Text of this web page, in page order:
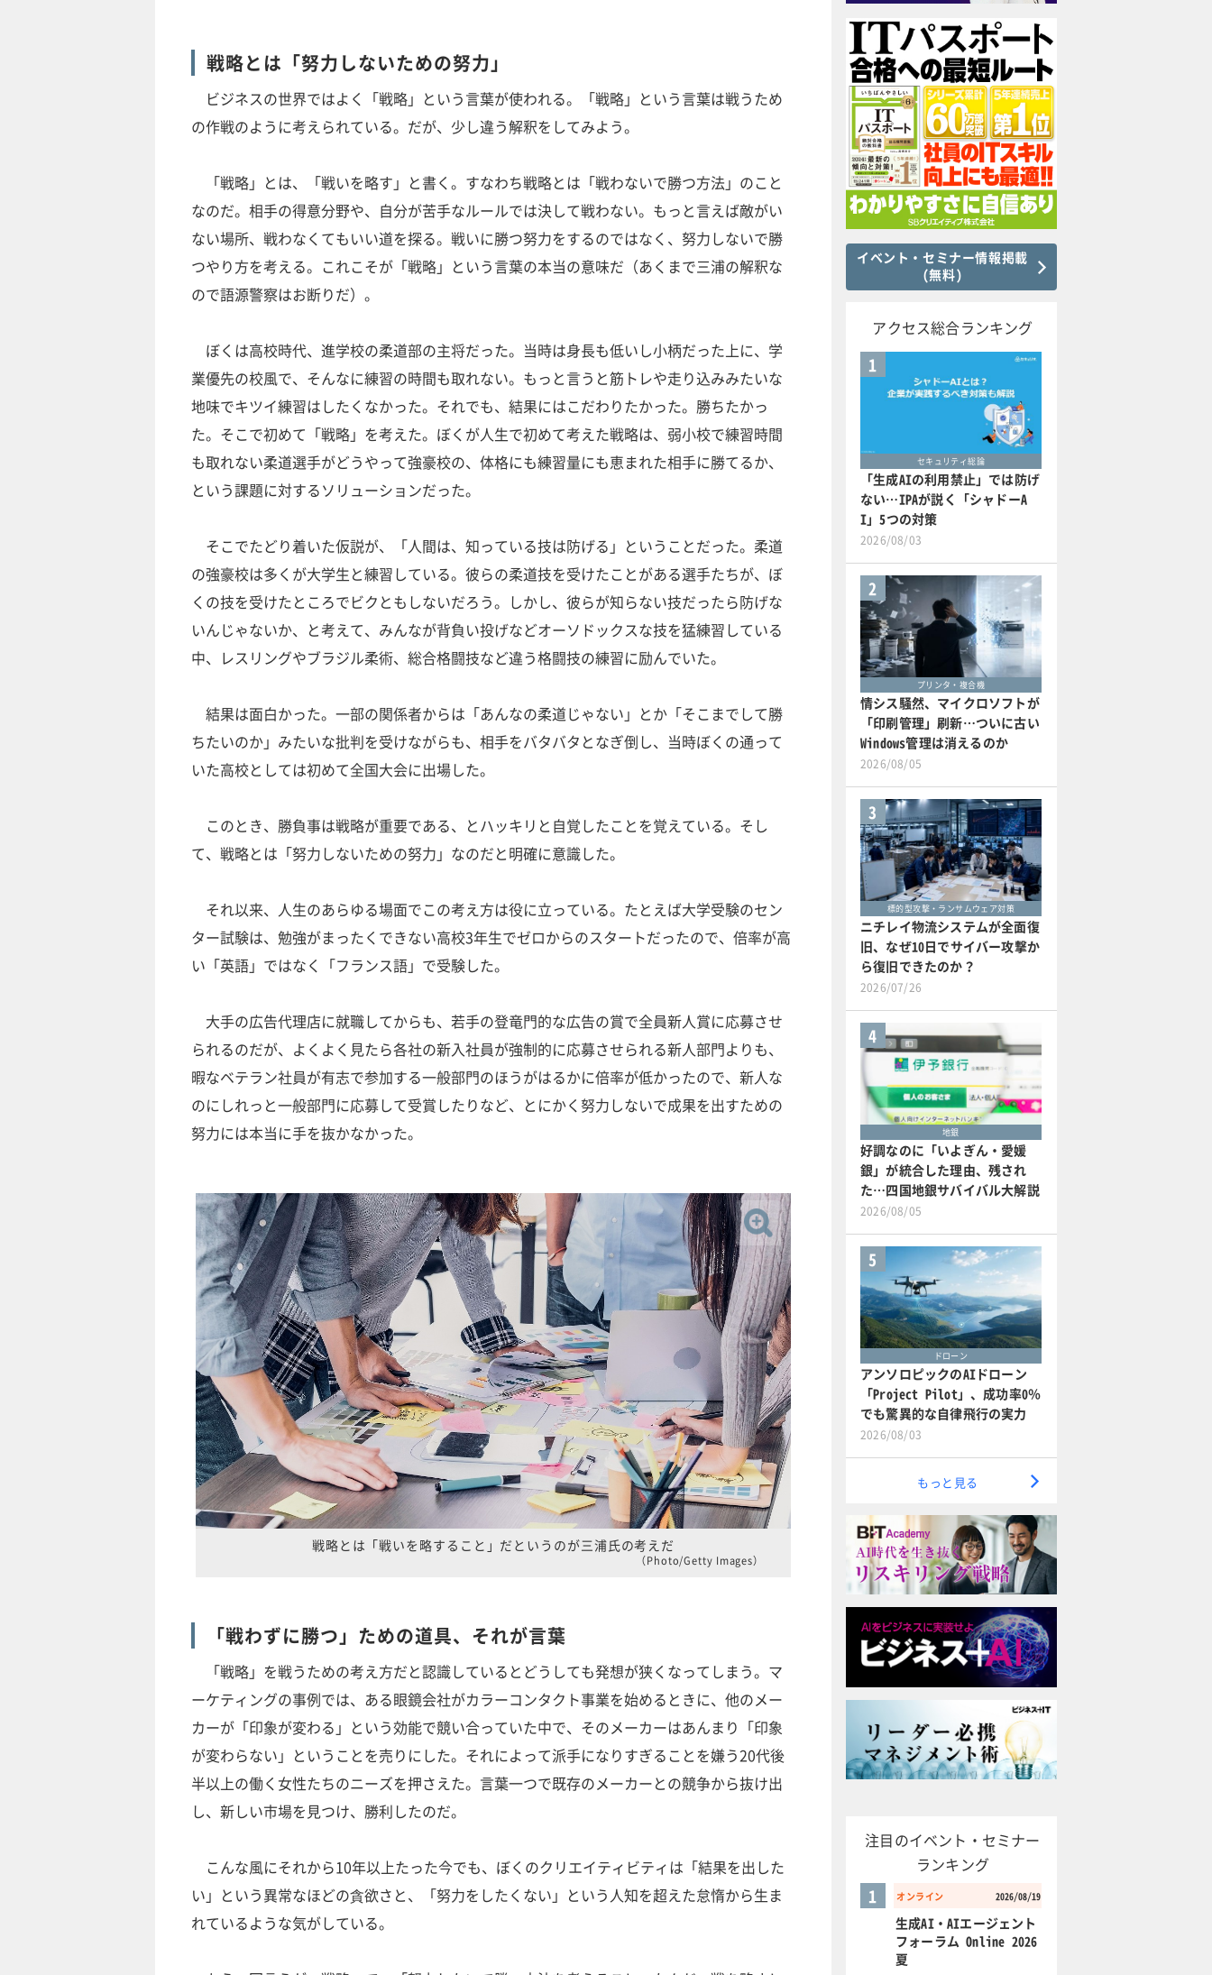
戦略とは「努力しないための努力」
ビジネスの世界ではよく「戦略」という言葉が使われる。「戦略」という言葉は戦うため
の作戦のように考えられている。だが、少し違う解釈をしてみよう。
「戦略」とは、「戦いを略す」と書く。すなわち戦略とは「戦わないで勝つ方法」のこと
なのだ。相手の得意分野や、自分が苦手なルールでは決して戦わない。もっと言えば敵がい
ない場所、戦わなくてもいい道を探る。戦いに勝つ努力をするのではなく、努力しないで勝
つやり方を考える。これこそが「戦略」という言葉の本当の意味だ（あくまで三浦の解釈な
ので語源警察はお断りだ）。
ぼくは高校時代、進学校の柔道部の主将だった。当時は身長も低いし小柄だった上に、学
業優先の校風で、そんなに練習の時間も取れない。もっと言うと筋トレや走り込みみたいな
地味でキツイ練習はしたくなかった。それでも、結果にはこだわりたかった。勝ちたかっ
た。そこで初めて「戦略」を考えた。ぼくが人生で初めて考えた戦略は、弱小校で練習時間
も取れない柔道選手がどうやって強豪校の、体格にも練習量にも恵まれた相手に勝てるか、
という課題に対するソリューションだった。
そこでたどり着いた仮説が、「人間は、知っている技は防げる」ということだった。柔道
の強豪校は多くが大学生と練習している。彼らの柔道技を受けたことがある選手たちが、ぼ
くの技を受けたところでビクともしないだろう。しかし、彼らが知らない技だったら防げな
いんじゃないか、と考えて、みんなが背負い投げなどオーソドックスな技を猛練習している
中、レスリングやブラジル柔術、総合格闘技など違う格闘技の練習に励んでいた。
結果は面白かった。一部の関係者からは「あんなの柔道じゃない」とか「そこまでして勝
ちたいのか」みたいな批判を受けながらも、相手をバタバタとなぎ倒し、当時ぼくの通って
いた高校としては初めて全国大会に出場した。
このとき、勝負事は戦略が重要である、とハッキリと自覚したことを覚えている。そし
て、戦略とは「努力しないための努力」なのだと明確に意識した。
それ以来、人生のあらゆる場面でこの考え方は役に立っている。たとえば大学受験のセン
ター試験は、勉強がまったくできない高校3年生でゼロからのスタートだったので、倍率が高
い「英語」ではなく「フランス語」で受験した。
大手の広告代理店に就職してからも、若手の登竜門的な広告の賞で全員新人賞に応募させ
られるのだが、よくよく見たら各社の新入社員が強制的に応募させられる新人部門よりも、
暇なベテラン社員が有志で参加する一般部門のほうがはるかに倍率が低かったので、新人な
のにしれっと一般部門に応募して受賞したりなど、とにかく努力しないで成果を出すための
努力には本当に手を抜かなかった。
戦略とは「戦いを略すること」だというのが三浦氏の考えだ
（Photo/Getty Images）
「戦わずに勝つ」ための道具、それが言葉
「戦略」を戦うための考え方だと認識しているとどうしても発想が狭くなってしまう。マ
ーケティングの事例では、ある眼鏡会社がカラーコンタクト事業を始めるときに、他のメー
カーが「印象が変わる」という効能で競い合っていた中で、そのメーカーはあんまり「印象
が変わらない」ということを売りにした。それによって派手になりすぎることを嫌う20代後
半以上の働く女性たちのニーズを押さえた。言葉一つで既存のメーカーとの競争から抜け出
し、新しい市場を見つけ、勝利したのだ。
こんな風にそれから10年以上たった今でも、ぼくのクリエイティビティは「結果を出した
い」という異常なほどの貪欲さと、「努力をしたくない」という人知を超えた怠惰から生ま
れているような気がしている。
イベント・セミナー情報掲載
(無料)
アクセス総合ランキング
1
セキュリティ総論
「生成AIの利用禁止」では防げ
ない…IPAが説く「シャドーA
I」5つの対策
2026/08/03
2
プリンタ・複合機
情シス騒然、マイクロソフトが
「印刷管理」刷新…ついに古い
Windows管理は消えるのか
2026/08/05
3
標的型攻撃・ランサムウェア対策
ニチレイ物流システムが全面復
旧、なぜ10日でサイバー攻撃か
ら復旧できたのか？
2026/07/26
4
地銀
好調なのに「いよぎん・愛媛
銀」が統合した理由、残され
た…四国地銀サバイバル大解説
2026/08/05
5
ドローン
アンソロピックのAIドローン
「Project Pilot」、成功率0％
でも驚異的な自律飛行の実力
2026/08/03
もっと見る
注目のイベント・セミナー
ランキング
オンライン 2026/08/19
1
生成AI・AIエージェント
フォーラム Online 2026
夏